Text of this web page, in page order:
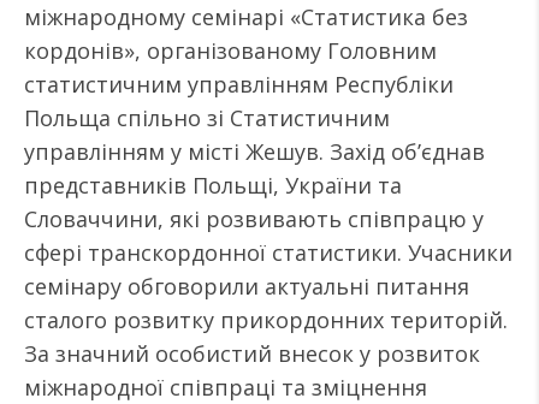
міжнародному семінарі «Статистика без
кордонів», організованому Головним
статистичним управлінням Республіки
Польща спільно зі Статистичним
управлінням у місті Жешув. Захід об’єднав
представників Польщі, України та
Словаччини, які розвивають співпрацю у
сфері транскордонної статистики. Учасники
семінару обговорили актуальні питання
сталого розвитку прикордонних територій.
За значний особистий внесок у розвиток
міжнародної співпраці та зміцнення